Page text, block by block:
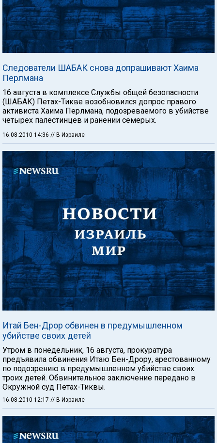
Следователи ШАБАК снова допрашивают Хаима
Перлмана
16 августа в комплексе Службы общей безопасности
(ШАБАК) Петах-Тикве возобновился допрос правого
активиста Хаима Перлмана, подозреваемого в убийстве
четырех палестинцев и ранении семерых.
16.08.2010 14:36 // В Израиле
Итай Бен-Дрор обвинен в предумышленном
убийстве своих детей
Утром в понедельник, 16 августа, прокуратура
предъявила обвинения Итаю Бен-Дрору, арестованному
по подозрению в предумышленном убийстве своих
троих детей. Обвинительное заключение передано в
Окружной суд Петах-Тиквы.
16.08.2010 12:17 // В Израиле